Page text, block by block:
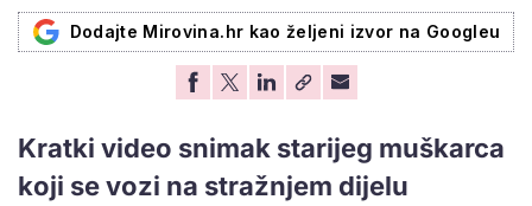
Dodajte Mirovina.hr kao željeni izvor na Googleu
Kratki video snimak starijeg muškarca
koji se vozi na stražnjem dijelu